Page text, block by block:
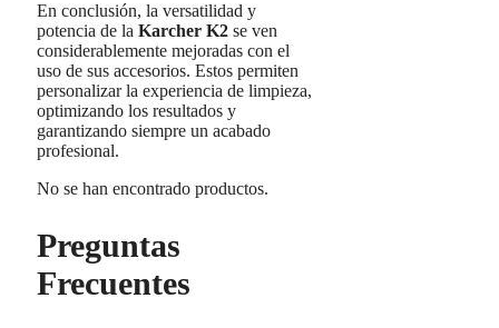
En conclusión, la versatilidad y
potencia de la Karcher K2 se ven
considerablemente mejoradas con el
uso de sus accesorios. Estos permiten
personalizar la experiencia de limpieza,
optimizando los resultados y
garantizando siempre un acabado
profesional.
No se han encontrado productos.
Preguntas
Frecuentes